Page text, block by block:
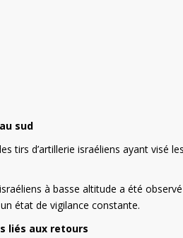
sud
tirs d’artillerie israéliens ayant visé
à basse altitude a été
état de vigilance constante.
liés aux retours